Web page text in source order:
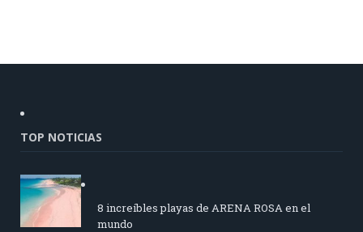
TOP NOTICIAS
8 increíbles playas de ARENA ROSA en el
mundo